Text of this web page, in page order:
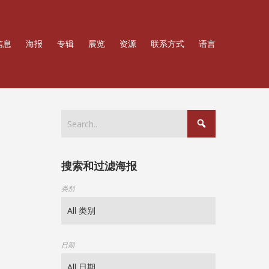
息 海报 专辑 展览 资源 联系方式 语言
搜索和过滤海报
类别
日期